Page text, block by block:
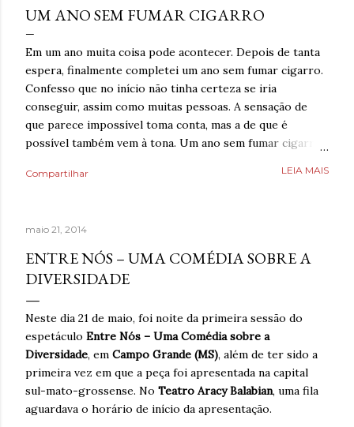
UM ANO SEM FUMAR CIGARRO
Em um ano muita coisa pode acontecer. Depois de tanta
espera, finalmente completei um ano sem fumar cigarro.
Confesso que no início não tinha certeza se iria
conseguir, assim como muitas pessoas. A sensação de
que parece impossível toma conta, mas a de que é
possível também vem à tona. Um ano sem fumar cigarro.
estava mais interessado no quanto havia ganhado de
ansiedade. Estaria mentindo se dissesse que estava
completamente livre do risco de recaída, ninguém estava,
respirava com mais tranquilidade e mesmo nos dias de
ansiedade, aprendera que o cigarro não era a resposta.
Pelo contrário, que criava mais problemas. Um ano
acreditando em si mesmo e confiando no processo. Um
ano sem fumar cigarro. Um ano. *Ben Oliveira é escritor,
formado em jornalismo . Autor do...
Compartilhar LEIA MAIS
maio 21, 2014
ENTRE NÓS – UMA COMÉDIA SOBRE A
DIVERSIDADE
Neste dia 21 de maio, foi noite da primeira sessão do
espetáculo Entre Nós – Uma Comédia sobre a
Diversidade, em Campo Grande (MS), além de ter sido a
primeira vez em que a peça foi apresentada na capital
sul-mato-grossense. No Teatro Aracy Balabian, uma fila
aguardava o horário de início da apresentação.